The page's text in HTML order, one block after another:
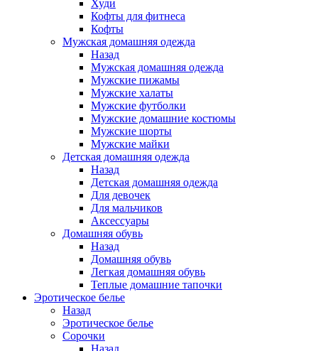
Худи
Кофты для фитнеса
Кофты
Мужская домашняя одежда
Назад
Мужская домашняя одежда
Мужские пижамы
Мужские халаты
Мужские футболки
Мужские домашние костюмы
Мужские шорты
Мужские майки
Детская домашняя одежда
Назад
Детская домашняя одежда
Для девочек
Для мальчиков
Аксессуары
Домашняя обувь
Назад
Домашняя обувь
Легкая домашняя обувь
Теплые домашние тапочки
Эротическое белье
Назад
Эротическое белье
Сорочки
Назад